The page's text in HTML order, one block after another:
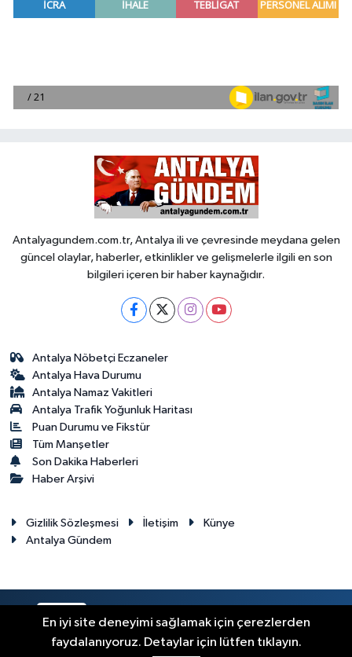
Antalyagundem.com.tr, Antalya ili ve çevresinde meydana gelen
güncel olaylar, haberler, etkinlikler ve gelişmelerle ilgili en son
bilgileri içeren bir haber kaynağıdır.
Antalya Nöbetçi Eczaneler
Antalya Hava Durumu
Antalya Namaz Vakitleri
Antalya Trafik Yoğunluk Haritası
Puan Durumu ve Fikstür
Tüm Manşetler
Son Dakika Haberleri
Haber Arşivi
Gizlilik Sözleşmesi İletişim
Künye
Antalya Gündem
En iyi site deneyimi sağlamak için çerezlerden
faydalanıyoruz. Detaylar için lütfen tıklayın.